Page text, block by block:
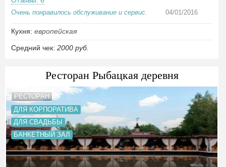
Очень понравилось обслуживание и сервис. 04/01/2016
Кухня: европейская
Средний чек: 2000 руб.
Ресторан Рыбацкая деревня
РЕСТОРАН
ДЛЯ КОРПОРАТИВА
ДЛЯ СВАДЬБЫ
БАНКЕТНЫЙ ЗАЛ